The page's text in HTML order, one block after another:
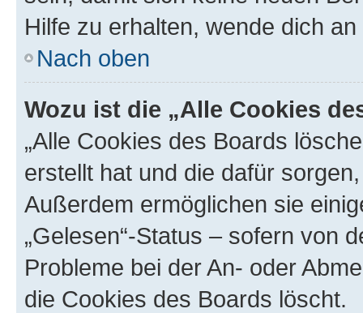
Hilfe zu erhalten, wende dich
Nach oben
Wozu ist die „Alle Cookies
„Alle Cookies des Boards
erstellt hat und die dafür
Außerdem ermöglichen sie
„Gelesen“-Status – sofern von
Probleme bei der An- oder
die Cookies des Boards löscht.